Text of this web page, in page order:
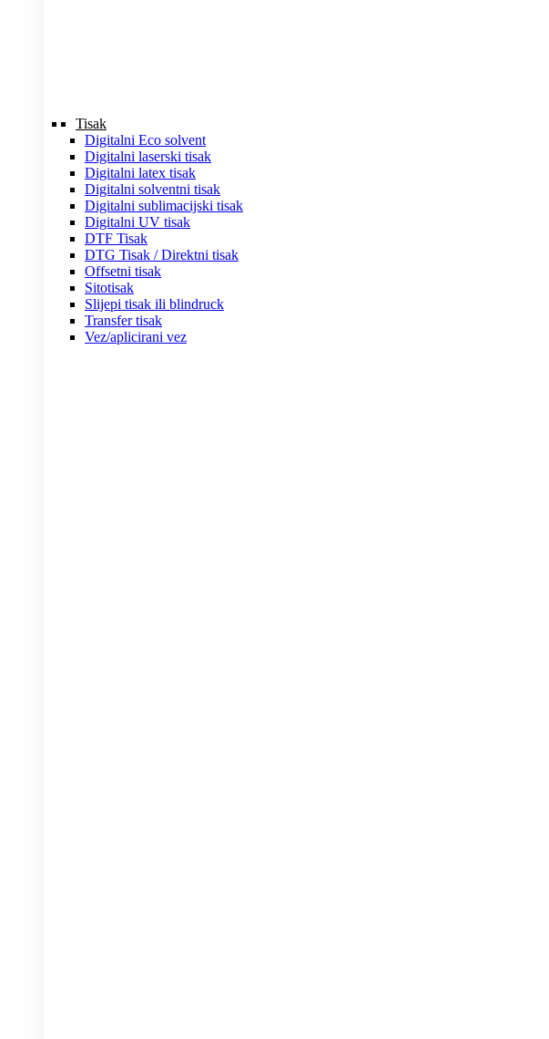
Tisak
Digitalni Eco solvent
Digitalni laserski tisak
Digitalni latex tisak
Digitalni solventni tisak
Digitalni sublimacijski tisak
Digitalni UV tisak
DTF Tisak
DTG Tisak / Direktni tisak
Offsetni tisak
Sitotisak
Slijepi tisak ili blindruck
Transfer tisak
Vez/aplicirani vez